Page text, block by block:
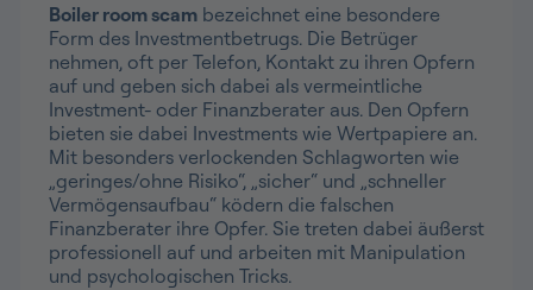
Boiler room scam bezeichnet eine besondere
Form des Investmentbetrugs. Die Betrüger
nehmen, oft per Telefon, Kontakt zu ihren Opfern
auf und geben sich dabei als vermeintliche
Investment- oder Finanzberater aus. Den Opfern
bieten sie dabei Investments wie Wertpapiere an.
Mit besonders verlockenden Schlagworten wie
„geringes/ohne Risiko“, „sicher“ und „schneller
Vermögensaufbau“ ködern die falschen
Finanzberater ihre Opfer. Sie treten dabei äußerst
professionell auf und arbeiten mit Manipulation
und psychologischen Tricks.